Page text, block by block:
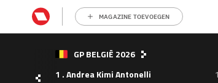
MAGAZINE TOEVOEGEN
GP BELGIË 2026
1 . Andrea Kimi Antonelli